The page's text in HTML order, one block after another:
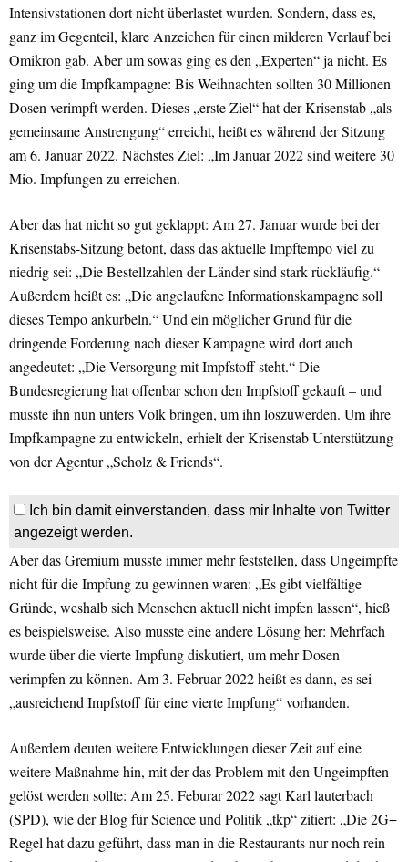
Intensivstationen dort nicht überlastet wurden. Sondern, dass es,
ganz im Gegenteil, klare Anzeichen für einen milderen Verlauf bei
Omikron gab. Aber um sowas ging es den „Experten“ ja nicht. Es
ging um die Impfkampagne: Bis Weihnachten sollten 30 Millionen
Dosen verimpft werden. Dieses „erste Ziel“ hat der Krisenstab „als
gemeinsame Anstrengung“ erreicht, heißt es während der Sitzung
am 6. Januar 2022. Nächstes Ziel: „Im Januar 2022 sind weitere 30
Mio. Impfungen zu erreichen.
Aber das hat nicht so gut geklappt: Am 27. Januar wurde bei der
Krisenstabs-Sitzung betont, dass das aktuelle Impftempo viel zu
niedrig sei: „Die Bestellzahlen der Länder sind stark rückläufig.“
Außerdem heißt es: „Die angelaufene Informationskampagne soll
dieses Tempo ankurbeln.“ Und ein möglicher Grund für die
dringende Forderung nach dieser Kampagne wird dort auch
angedeutet: „Die Versorgung mit Impfstoff steht.“ Die
Bundesregierung hat offenbar schon den Impfstoff gekauft – und
musste ihn nun unters Volk bringen, um ihn loszuwerden. Um ihre
Impfkampagne zu entwickeln, erhielt der Krisenstab Unterstützung
von der Agentur „Scholz & Friends“.
Ich bin damit einverstanden, dass mir Inhalte von Twitter
angezeigt werden.
Aber das Gremium musste immer mehr feststellen, dass Ungeimpfte
nicht für die Impfung zu gewinnen waren: „Es gibt vielfältige
Gründe, weshalb sich Menschen aktuell nicht impfen lassen“, hieß
es beispielsweise. Also musste eine andere Lösung her: Mehrfach
wurde über die vierte Impfung diskutiert, um mehr Dosen
verimpfen zu können. Am 3. Februar 2022 heißt es dann, es sei
„ausreichend Impfstoff für eine vierte Impfung“ vorhanden.
Außerdem deuten weitere Entwicklungen dieser Zeit auf eine
weitere Maßnahme hin, mit der das Problem mit den Ungeimpften
gelöst werden sollte: Am 25. Feburar 2022 sagt Karl lauterbach
(SPD), wie der Blog für Science und Politik „tkp“ zitiert: „Die 2G+
Regel hat dazu geführt, dass man in die Restaurants nur noch rein